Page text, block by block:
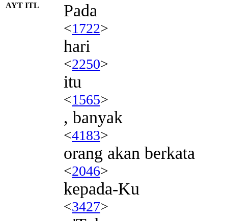
AYT ITL Pada
<1722>
hari
<2250>
itu
<1565>
, banyak
<4183>
orang akan berkata
<2046>
kepada-Ku
<3427>